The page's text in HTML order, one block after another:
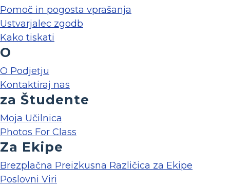
Pomoč in pogosta vprašanja
Ustvarjalec zgodb
Kako tiskati
O
O Podjetju
Kontaktiraj nas
za Študente
Moja Učilnica
Photos For Class
Za Ekipe
Brezplačna Preizkusna Različica za Ekipe
Poslovni Viri